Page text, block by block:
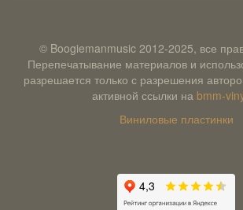
© Boogiemanmusic 2012-2025, все
Перепечатывание материалов и
разрешается только с разрешения
активной ссылки на bmm-
Виниловые пластинки